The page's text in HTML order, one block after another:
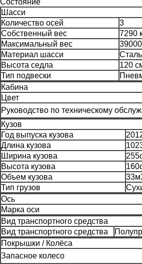
Состояние
Шасси
Количество осей
3
Собственный вес
7290
Максимальный вес
39000
Материал шасси
Высота седла
120
Тип подвески
Кабина
Цвет
Руководство по техническому
Кузов
Год выпуска кузова
Длина кузова
Ширина кузова
Высота кузова
Объем кузова
Тип грузов
Ось
Марка оси
Вид транспортного средства
Вид транспортного средства
Покрышки / Колёса
Запасное колесо